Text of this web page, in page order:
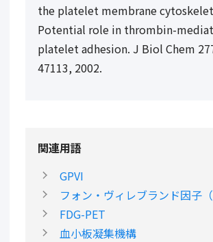
the platelet membrane
Potential role in thrombin-
platelet adhesion. J Biol Chem
47113, 2002.
関連用語
GPVI
フォン・ヴィレブランド因子（
FDG-PET
血小板凝集機構